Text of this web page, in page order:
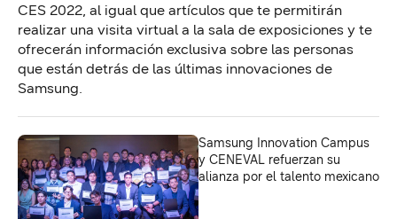
CES 2022, al igual que artículos que te permitirán
realizar una visita virtual a la sala de exposiciones y te
ofrecerán información exclusiva sobre las personas
que están detrás de las últimas innovaciones de
Samsung.
Samsung Innovation Campus
y CENEVAL refuerzan su
alianza por el talento mexicano